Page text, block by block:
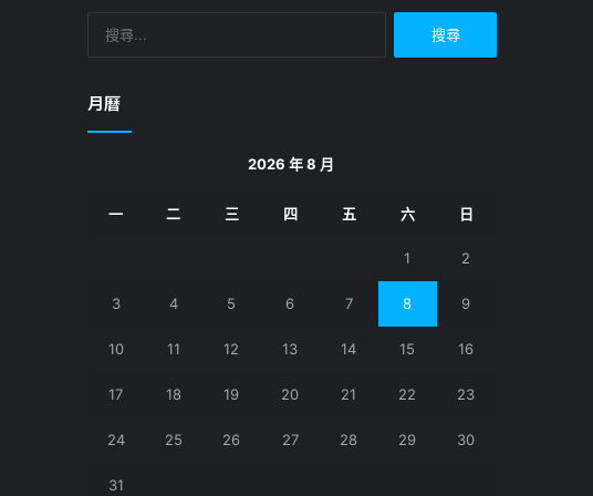
月曆
2026 年 8 月
一 二 三 四 五 六 日
1 2
3 4 5 6 7 8 9
10 11 12 13 14 15 16
17 18 19 20 21 22 23
24 25 26 27 28 29 30
31